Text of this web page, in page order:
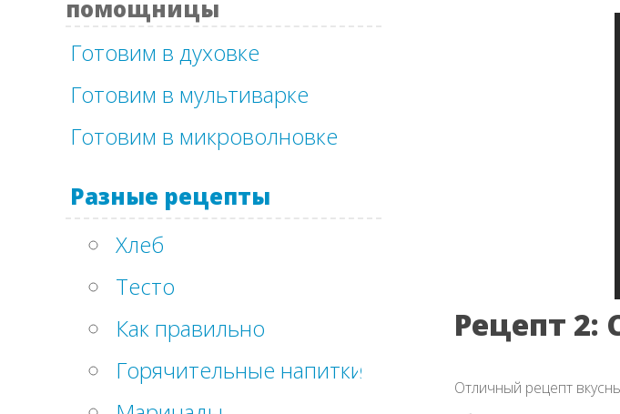
помощницы
Готовим в духовке
Готовим в мультиварке
Готовим в микроволновке
Разные рецепты
Хлеб
Тесто
Как правильно
Горячительные напитки
Рецепт 2:
Отличный рецепт